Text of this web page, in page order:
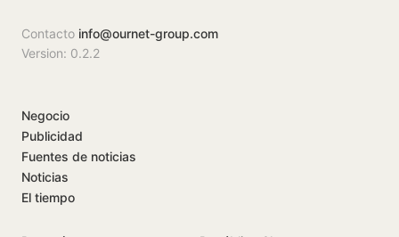
Contacto info@ournet-group.com
Version: 0.2.2
Negocio
Publicidad
Fuentes de noticias
Noticias
El tiempo